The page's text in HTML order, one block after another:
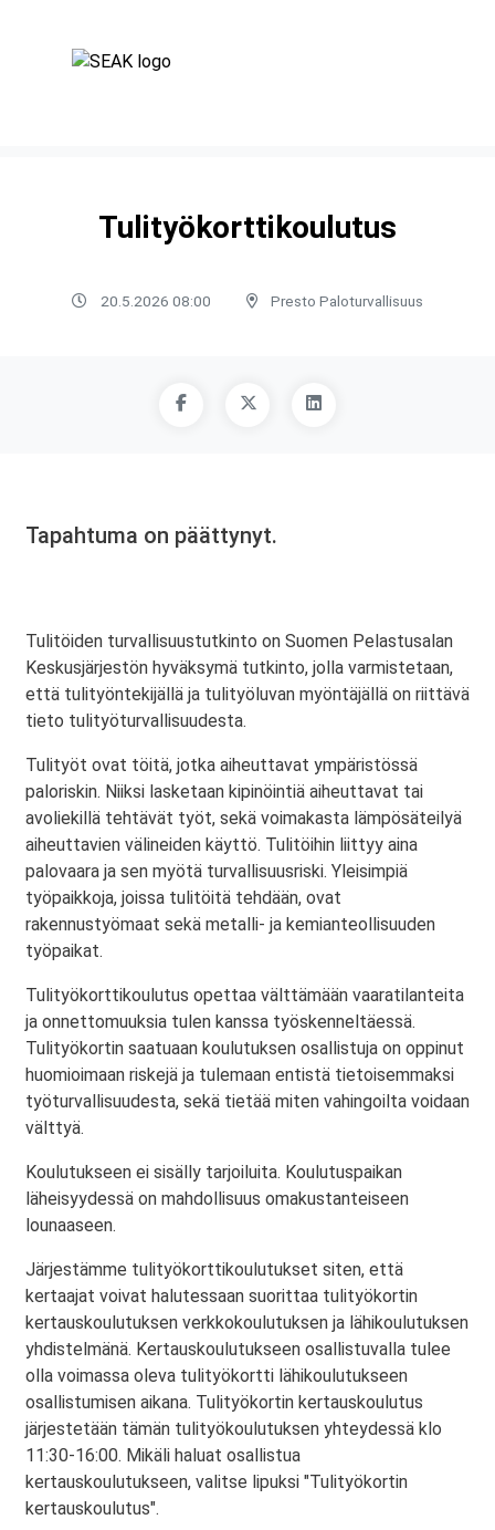
Tulityökorttikoulutus
20.5.2026 08:00 Presto Paloturvallisuus
Tapahtuma on päättynyt.
Tulitöiden turvallisuustutkinto on Suomen Pelastusalan
Keskusjärjestön hyväksymä tutkinto, jolla varmistetaan,
että tulityöntekijällä ja tulityöluvan myöntäjällä on riittävä
tieto tulityöturvallisuudesta.
Tulityöt ovat töitä, jotka aiheuttavat ympäristössä
paloriskin. Niiksi lasketaan kipinöintiä aiheuttavat tai
avoliekillä tehtävät työt, sekä voimakasta lämpösäteilyä
aiheuttavien välineiden käyttö. Tulitöihin liittyy aina
palovaara ja sen myötä turvallisuusriski. Yleisimpiä
työpaikkoja, joissa tulitöitä tehdään, ovat
rakennustyömaat sekä metalli- ja kemianteollisuuden
työpaikat.
Tulityökorttikoulutus opettaa välttämään vaaratilanteita
ja onnettomuuksia tulen kanssa työskenneltäessä.
Tulityökortin saatuaan koulutuksen osallistuja on oppinut
huomioimaan riskejä ja tulemaan entistä tietoisemmaksi
työturvallisuudesta, sekä tietää miten vahingoilta voidaan
välttyä.
Koulutukseen ei sisälly tarjoiluita. Koulutuspaikan
läheisyydessä on mahdollisuus omakustanteiseen
lounaaseen.
Järjestämme tulityökorttikoulutukset siten, että
kertaajat voivat halutessaan suorittaa tulityökortin
kertauskoulutuksen verkkokoulutuksen ja lähikoulutuksen
yhdistelmänä. Kertauskoulutukseen osallistuvalla tulee
olla voimassa oleva tulityökortti lähikoulutukseen
osallistumisen aikana. Tulityökortin kertauskoulutus
järjestetään tämän tulityökoulutuksen yhteydessä klo
11:30-16:00. Mikäli haluat osallistua
kertauskoulutukseen, valitse lipuksi "Tulityökortin
kertauskoulutus".